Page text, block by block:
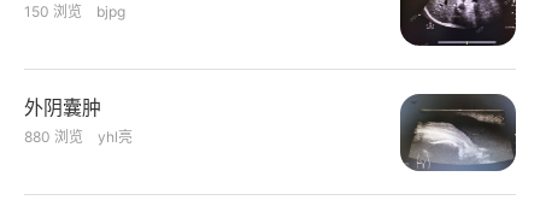
150 浏览 bjpg
外阴囊肿
880 浏览 yhl亮